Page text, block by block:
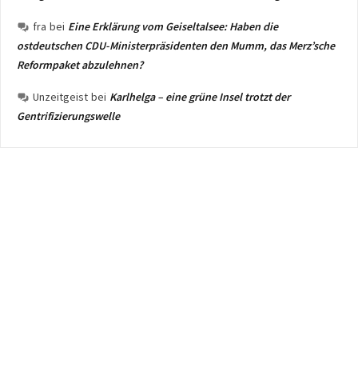
fra bei Eine Erklärung vom Geiseltalsee: Haben die
ostdeutschen CDU-Ministerpräsidenten den Mumm, das Merz’sche
Reformpaket abzulehnen?
Unzeitgeist bei Karlhelga – eine grüne Insel trotzt der
Gentrifizierungswelle